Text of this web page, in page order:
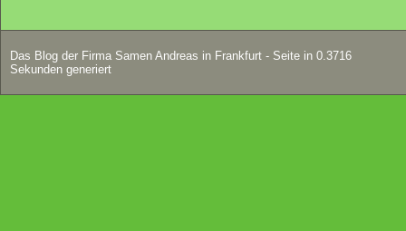
Das Blog der Firma Samen Andreas in Frankfurt - Seite in 0.3716
Sekunden generiert